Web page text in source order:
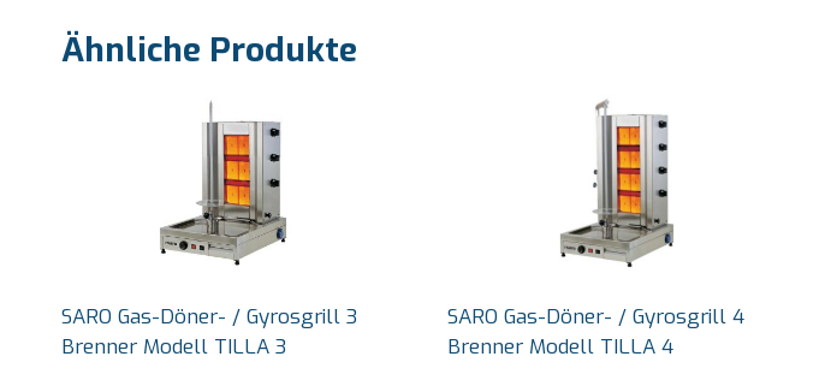
Ähnliche Produkte
SARO Gas-Döner- / Gyrosgrill 3
Brenner Modell TILLA 3
SARO Gas-Döner- / Gyrosgrill 4
Brenner Modell TILLA 4